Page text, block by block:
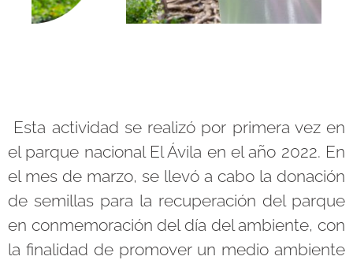
Esta actividad se realizó por primera vez en
el parque nacional El Ávila en el año 2022. En
el mes de marzo, se llevó a cabo la donación
de semillas para la recuperación del parque
en conmemoración del día del ambiente, con
la finalidad de promover un medio ambiente